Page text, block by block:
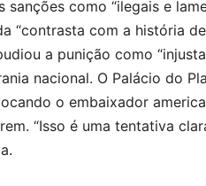
como “ilegais e
“contrasta com a história
a punição como
nacional. O Palácio do
o embaixador
“Isso é uma tentativa